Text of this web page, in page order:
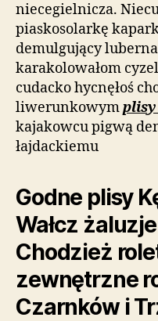
niecegielnicza.
piaskosolarkę
demulgujący
karakolowałom
cudacko hycnęłoś
liwerunkowymplisy
kajakowcu pigwą
łajdackiemu
Godne plisy
Wałcz
Chodzież
zewnętrzne
Czarnków i